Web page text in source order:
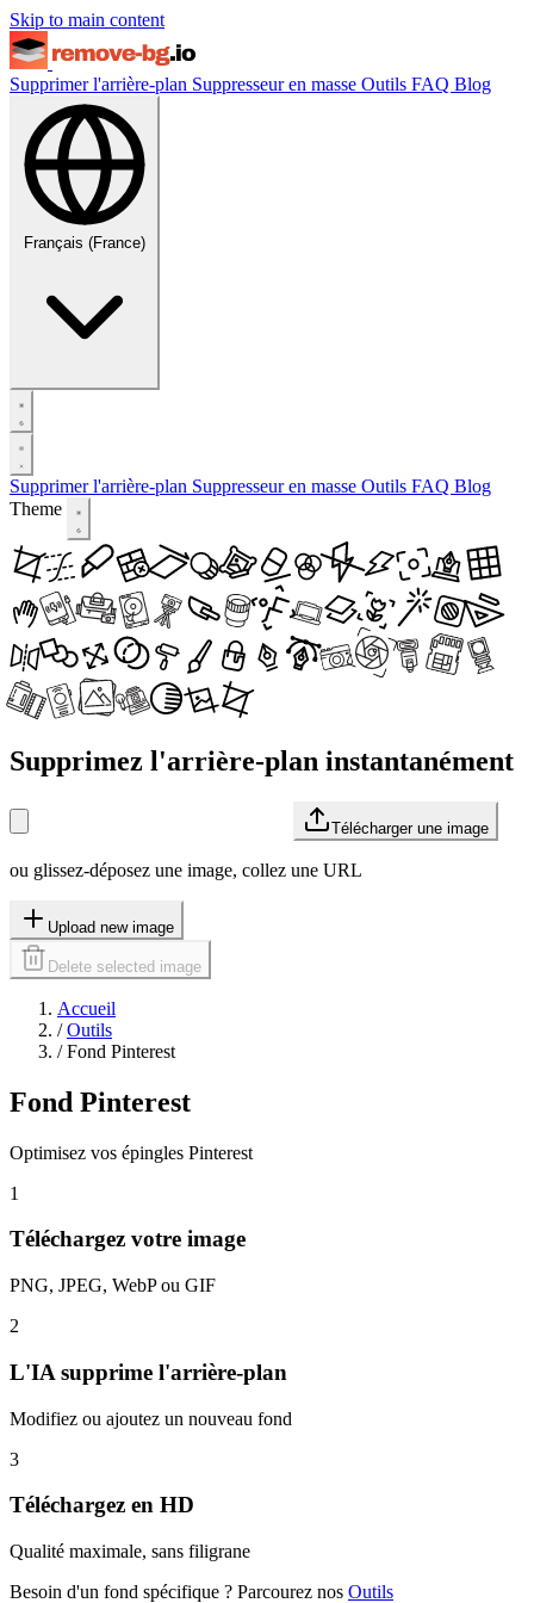
Skip to main content
Supprimer l'arrière-plan Suppresseur en masse Outils FAQ Blog
Français (France)
Supprimer l'arrière-plan Suppresseur en masse Outils FAQ Blog
Theme
Supprimez l'arrière-plan instantanément
Télécharger une image
ou glissez-déposez une image, collez une URL
Upload new image
Delete selected image
Accueil
/ Outils
/ Fond Pinterest
Fond Pinterest
Optimisez vos épingles Pinterest
1
Téléchargez votre image
PNG, JPEG, WebP ou GIF
2
L'IA supprime l'arrière-plan
Modifiez ou ajoutez un nouveau fond
3
Téléchargez en HD
Qualité maximale, sans filigrane
Besoin d'un fond spécifique ? Parcourez nos Outils